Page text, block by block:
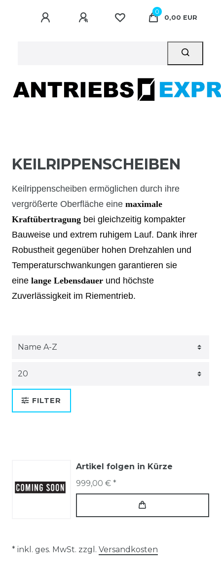
0
0,00 EUR
KEILRIPPENSCHEIBEN
Keilrippenscheiben ermöglichen durch ihre
vergrößerte Oberfläche eine maximale
Kraftübertragung bei gleichzeitig kompakter
Bauweise und extrem ruhigem Lauf. Dank ihrer
Robustheit gegenüber hohen Drehzahlen und
Temperaturschwankungen garantieren sie
eine lange Lebensdauer und höchste
Zuverlässigkeit im Riementrieb.
FILTER
Artikel folgen in Kürze
999,00 € *
* inkl. ges. MwSt. zzgl. Versandkosten